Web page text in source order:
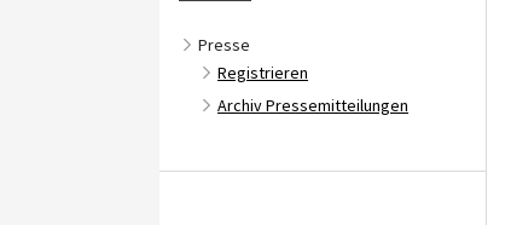
Presse
Registrieren
Archiv Pressemitteilungen